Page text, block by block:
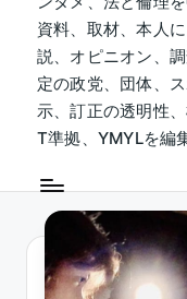
L
O
G
シ
ン
ガ
ー
ソ
資料、取材、本人
説、オピニオン、
定の政党、団体、
示、訂正の透明性
T準拠、YMYLを編